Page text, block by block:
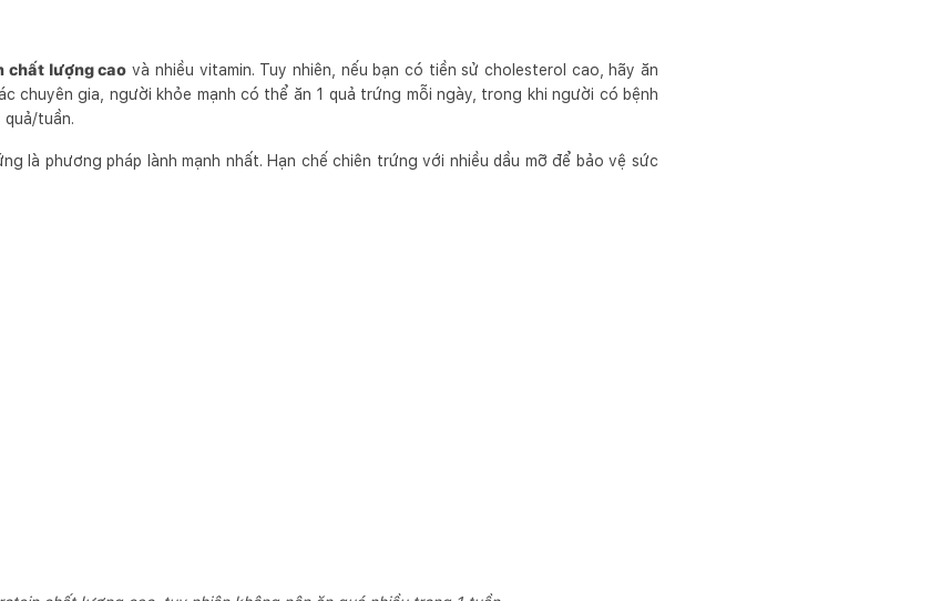
chất lượng cao và nhiều vitamin. Tuy nhiên, nếu bạn có tiền sử cholesterol cao, hãy ăn
chuyên gia, người khỏe mạnh có thể ăn 1 quả trứng mỗi ngày, trong khi người có bệnh
quả/tuần.
là phương pháp lành mạnh nhất. Hạn chế chiên trứng với nhiều dầu mỡ để bảo vệ sức